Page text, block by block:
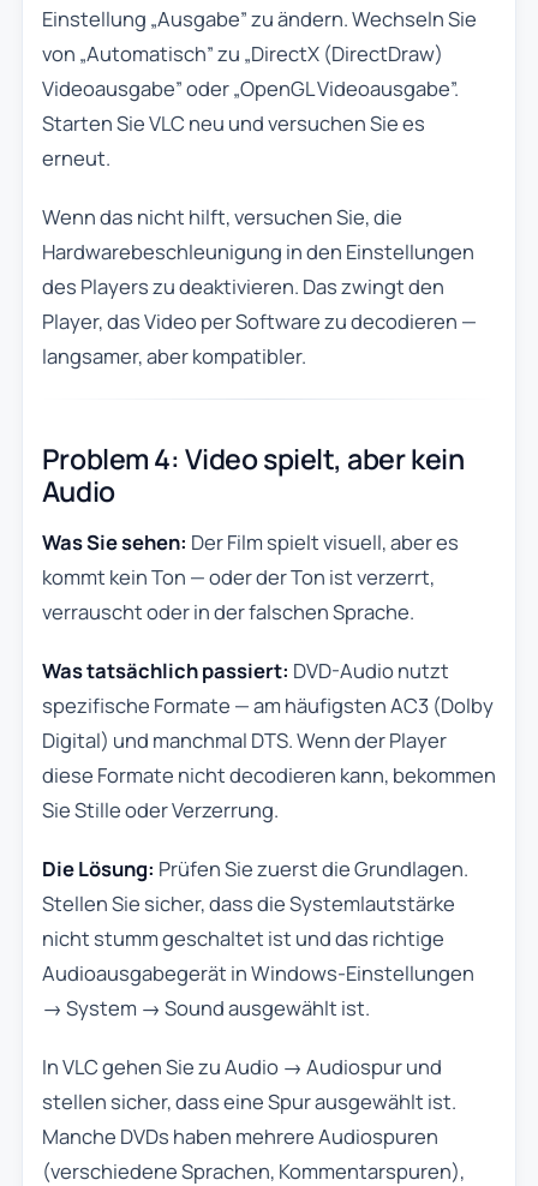
Einstellung „Ausgabe” zu ändern. Wechseln Sie
von „Automatisch” zu „DirectX (DirectDraw)
Videoausgabe” oder „OpenGL Videoausgabe”.
Starten Sie VLC neu und versuchen Sie es
erneut.
Wenn das nicht hilft, versuchen Sie, die
Hardwarebeschleunigung in den Einstellungen
des Players zu deaktivieren. Das zwingt den
Player, das Video per Software zu decodieren —
langsamer, aber kompatibler.
Problem 4: Video spielt, aber kein
Audio
Was Sie sehen: Der Film spielt visuell, aber es
kommt kein Ton — oder der Ton ist verzerrt,
verrauscht oder in der falschen Sprache.
Was tatsächlich passiert: DVD-Audio nutzt
spezifische Formate — am häufigsten AC3 (Dolby
Digital) und manchmal DTS. Wenn der Player
diese Formate nicht decodieren kann, bekommen
Sie Stille oder Verzerrung.
Die Lösung: Prüfen Sie zuerst die Grundlagen.
Stellen Sie sicher, dass die Systemlautstärke
nicht stumm geschaltet ist und das richtige
Audioausgabegerät in Windows-Einstellungen
→ System → Sound ausgewählt ist.
In VLC gehen Sie zu Audio → Audiospur und
stellen sicher, dass eine Spur ausgewählt ist.
Manche DVDs haben mehrere Audiospuren
(verschiedene Sprachen, Kommentarspuren),